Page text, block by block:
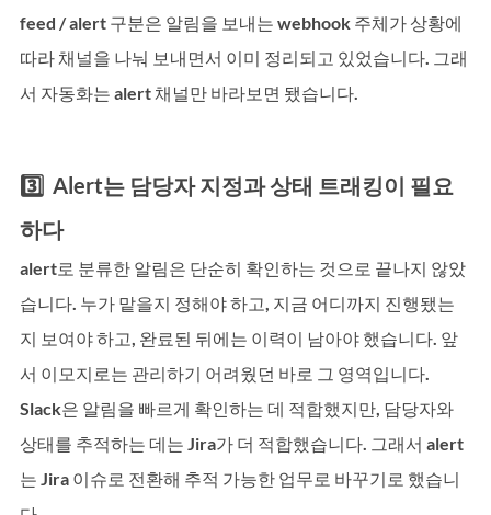
feed / alert 구분은 알림을 보내는 webhook 주체가 상황에
따라 채널을 나눠 보내면서 이미 정리되고 있었습니다. 그래
서 자동화는 alert 채널만 바라보면 됐습니다.
3️⃣  Alert는 담당자 지정과 상태 트래킹이 필요
하다
alert로 분류한 알림은 단순히 확인하는 것으로 끝나지 않았
습니다. 누가 맡을지 정해야 하고, 지금 어디까지 진행됐는
지 보여야 하고, 완료된 뒤에는 이력이 남아야 했습니다. 앞
서 이모지로는 관리하기 어려웠던 바로 그 영역입니다.
Slack은 알림을 빠르게 확인하는 데 적합했지만, 담당자와
상태를 추적하는 데는 Jira가 더 적합했습니다. 그래서 alert
는 Jira 이슈로 전환해 추적 가능한 업무로 바꾸기로 했습니